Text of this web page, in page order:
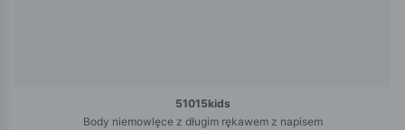
51015kids
Body niemowlęce z długim rękawem z napisem